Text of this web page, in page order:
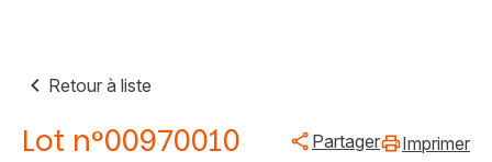
Retour à liste
Lot n°00970010 Partager Imprimer